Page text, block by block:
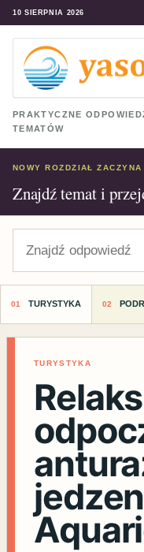
10 SIERPNIA 2026
PRAKTYCZNE
TEMATÓW
NOWY ROZDZIAŁ
Znajdź temat i
TURYSTYKA
TURYSTYKA